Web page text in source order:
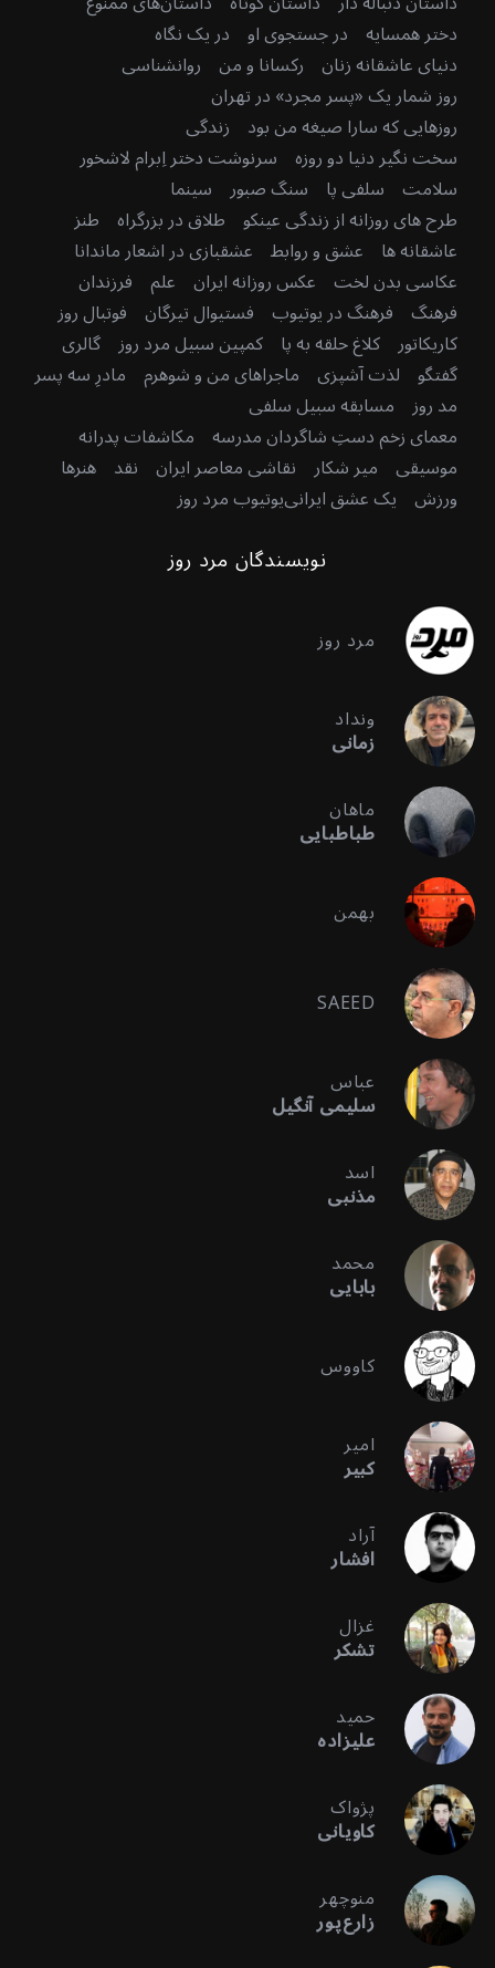
دختر همسایه در جستجوی او در یک نگاه
دنیای عاشقانه زنان رکسانا و من روانشناسی
روز شمار یک «پسر مجرد» در تهران
روزهایی که سارا صیغه من بود زندگی
سخت نگیر دنیا دو روزه سرنوشت دختر اِبرام لاشخور
سلامت سلفی پا سنگ صبور سینما
طرح های روزانه از زندگی عینکو طلاق در بزرگراه طنز
عاشقانه ها عشق و روابط عشقبازی در اشعار ماندانا
عکاسی بدن لخت عکس روزانه ایران علم فرزندان
فرهنگ فرهنگ در یوتیوب فستیوال تیرگان فوتبال روز
کاریکاتور کلاغ حلقه به پا کمپین سبیل مرد روز گالری
گفتگو لذت آشپزی ماجراهای من و شوهرم مادرِ سه پسر
مد روز مسابقه سبیل سلفی
معمای زخم دستِ شاگردان مدرسه مکاشفات پدرانه
موسیقی میر شکار نقاشی معاصر ایران نقد هنرها
ورزش یک عشق ایرانییوتیوب مرد روز
نویسندگان مرد روز
مرد روز
ونداد
زمانی
ماهان
طباطبایی
بهمن
SAEED
عباس
سلیمی آنگیل
اسد
مذنبی
محمد
بابایی
کاووس
امیر
کبیر
آراد
افشار
غزال
تشکر
حمید
علیزاده
پژواک
کاویانی
منوچهر
زارع‌پور